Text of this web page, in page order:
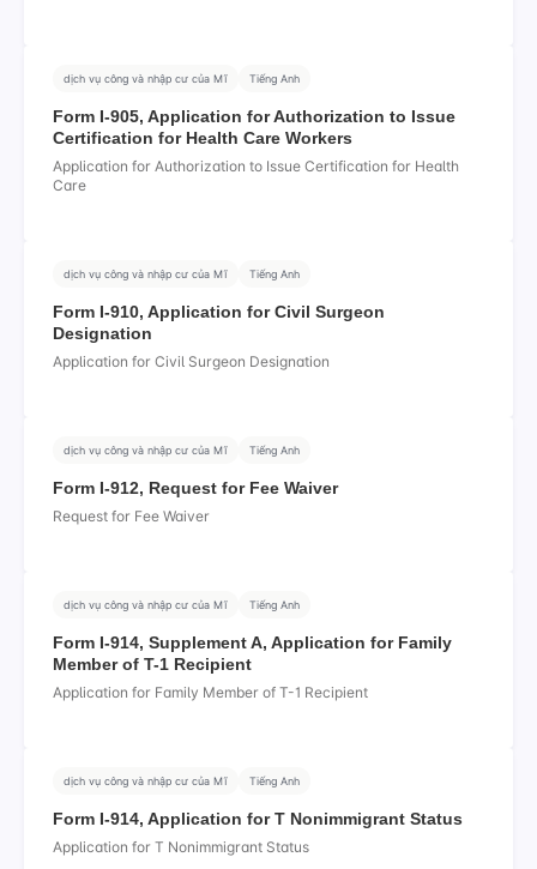
dịch vụ công và nhập cư của Mĩ Tiếng Anh
Form I-905, Application for Authorization to Issue
Certification for Health Care Workers
Application for Authorization to Issue Certification for Health
Care
dịch vụ công và nhập cư của Mĩ Tiếng Anh
Form I-910, Application for Civil Surgeon
Designation
Application for Civil Surgeon Designation
dịch vụ công và nhập cư của Mĩ Tiếng Anh
Form I-912, Request for Fee Waiver
Request for Fee Waiver
dịch vụ công và nhập cư của Mĩ Tiếng Anh
Form I-914, Supplement A, Application for Family
Member of T-1 Recipient
Application for Family Member of T-1 Recipient
dịch vụ công và nhập cư của Mĩ Tiếng Anh
Form I-914, Application for T Nonimmigrant Status
Application for T Nonimmigrant Status